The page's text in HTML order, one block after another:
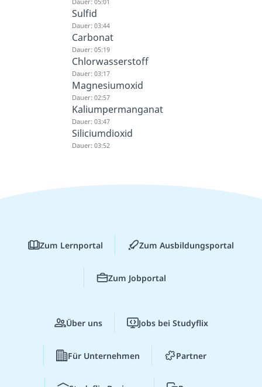
Sulfid
Dauer: 03:44
Carbonat
Dauer: 05:19
Chlorwasserstoff
Dauer: 03:17
Magnesiumoxid
Dauer: 02:57
Kaliumpermanganat
Dauer: 03:47
Siliciumdioxid
Dauer: 03:52
Zum Lernportal Zum Ausbildungsportal
Zum Jobportal
Über uns Jobs bei Studyflix
Für Unternehmen Partner